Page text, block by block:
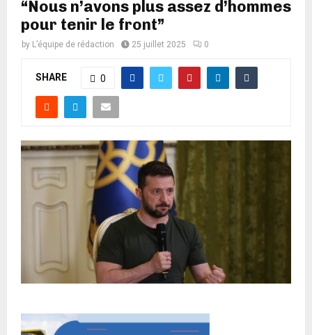
“Nous n’avons plus assez d’hommes
pour tenir le front”
by L’équipe de rédaction 25 juillet 2025 0
SHARE 0